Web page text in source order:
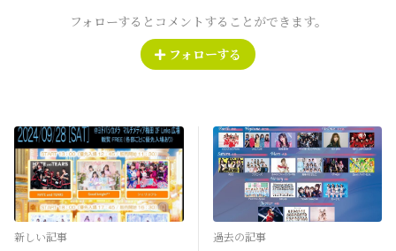
フォローするとコメントすることができます。
フォローする
新しい記事 過去の記事